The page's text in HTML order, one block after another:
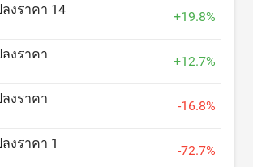
งราคา 14
+19.8%
งราคา
+12.7%
งราคา
-16.8%
งราคา 1
-72.7%